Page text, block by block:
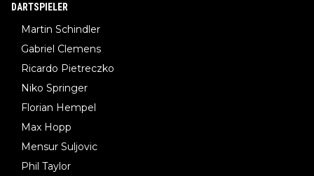
DARTSPIELER
Martin Schindler
Gabriel Clemens
Ricardo Pietreczko
Niko Springer
Florian Hempel
Max Hopp
Mensur Suljovic
Phil Taylor